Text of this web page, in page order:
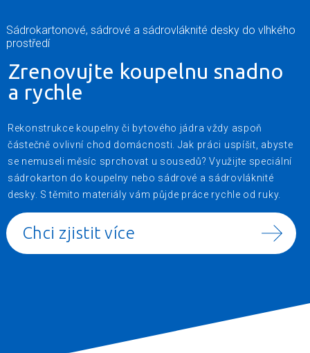
Sádrokartonové, sádrové a sádrovláknité desky do vlhkého
prostředí
Zrenovujte koupelnu snadno
a rychle
Rekonstrukce koupelny či bytového jádra vždy aspoň
částečně ovlivní chod domácnosti. Jak práci uspíšit, abyste
se nemuseli měsíc sprchovat u sousedů? Využijte speciální
sádrokarton do koupelny nebo sádrové a sádrovláknité
desky. S těmito materiály vám půjde práce rychle od ruky.
Chci zjistit více